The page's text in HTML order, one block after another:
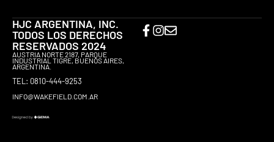
HJC ARGENTINA, INC.
TODOS LOS DERECHOS
RESERVADOS 2024
AUSTRIA NORTE 2187, PARQUE
INDUSTRIAL TIGRE, BUENOS AIRES,
ARGENTINA.
TEL: 0810-444-9253
INFO@WAKEFIELD.COM.AR